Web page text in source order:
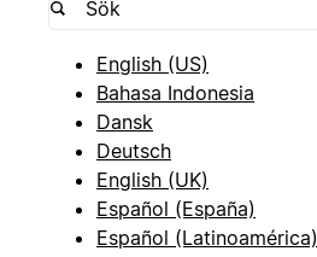
English (US)
Bahasa Indonesia
Dansk
Deutsch
English (UK)
Español (España)
Español (Latinoamérica)